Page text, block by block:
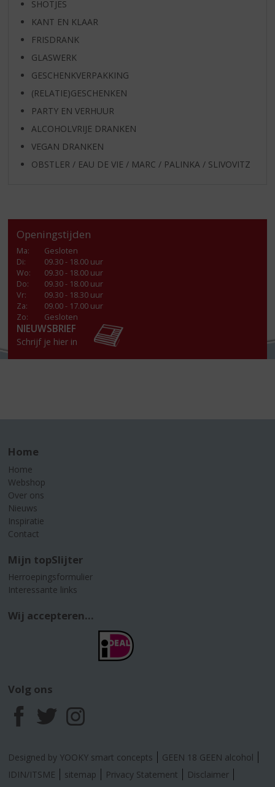
SHOTJES
KANT EN KLAAR
FRISDRANK
GLASWERK
GESCHENKVERPAKKING
(RELATIE)GESCHENKEN
PARTY EN VERHUUR
ALCOHOLVRIJE DRANKEN
VEGAN DRANKEN
OBSTLER / EAU DE VIE / MARC / PALINKA / SLIVOVITZ
Openingstijden
Ma:
Gesloten
Di:
09.30 - 18.00 uur
Wo:
09.30 - 18.00 uur
Do:
09.30 - 18.00 uur
Vr:
09.30 - 18.30 uur
Za:
09.00 - 17.00 uur
Zo:
Gesloten
NIEUWSBRIEF
Schrijf je hier in
Home
Home
Webshop
Over ons
Nieuws
Inspiratie
Contact
Mijn topSlijter
Herroepingsformulier
Interessante links
Wij accepteren...
Volg ons
F
a
c
T
w
i
I
n
s
Designed by YOOKY smart concepts
GEEN 18 GEEN alcohol
IDIN/ITSME
sitemap Privacy Statement
Disclaimer